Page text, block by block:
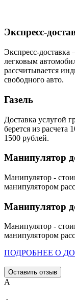
Экспресс-
Экспресс-
легковым
рассчитывается
свободного авто.
Газель
Доставка услугой
берется из расчета
1500 рублей.
Манипулятор
Манипулятор -
манипулятором
Манипулятор
Манипулятор -
манипулятором
ПОДРОБНЕЕ О
Оставить отзыв
А